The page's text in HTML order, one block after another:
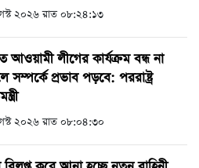
২০২৬ রাত ০৮:২৪:১৩
আওয়ামী লীগের কার্যক্রম বন্ধ না
সম্পর্কে প্রভাব পড়বে: পররাষ্ট্র
২০২৬ রাত ০৮:০৪:৩০